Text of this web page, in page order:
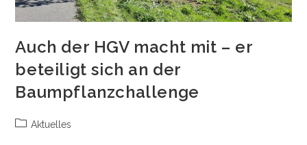
Auch der HGV macht mit – er
beteiligt sich an der
Baumpflanzchallenge
Beitrags-
Aktuelles